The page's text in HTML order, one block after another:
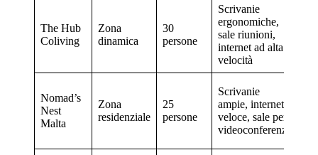
The Hub
Coliving
Zona
dinamica
30
persone
Scrivanie
ergonomiche,
sale riunioni,
internet ad alta
velocità
Nomad’s
Nest
Malta
Zona
residenziale
25
persone
Scrivanie
ampie, internet
veloce, sale per
videoconferenze